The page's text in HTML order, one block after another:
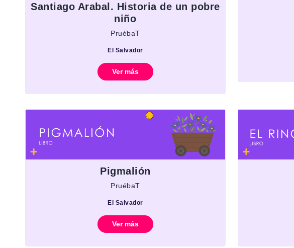
Santiago Arabal. Historia de un pobre
niño
PruébaT
El Salvador
Ver más
Pigmalión
PruébaT
El Salvador
Ver más